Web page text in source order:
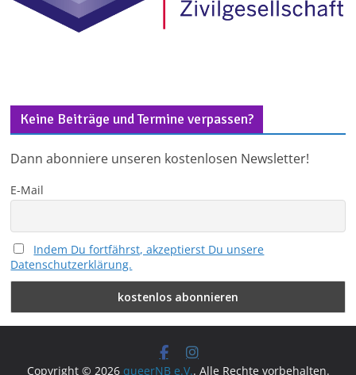
Keine Beiträge und Termine verpassen?
Dann abonniere unseren kostenlosen Newsletter!
E-Mail
Indem Du fortfährst, akzeptierst Du unsere
Datenschutzerklärung.
Copyright © 2026 queerNB e.V.. Alle Rechte vorbehalten.